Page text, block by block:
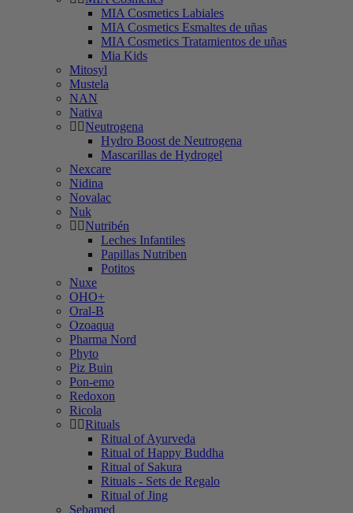
MIA Cosmetics Labiales
MIA Cosmetics Esmaltes de uñas
MIA Cosmetics Tratamientos de uñas
Mia Kids
Mitosyl
Mustela
NAN
Nativa
Neutrogena
Hydro Boost de Neutrogena
Mascarillas de Hydrogel
Nexcare
Nidina
Novalac
Nuk
Nutribén
Leches Infantiles
Papillas Nutriben
Potitos
Nuxe
OHO+
Oral-B
Ozoaqua
Pharma Nord
Phyto
Piz Buin
Pon-emo
Redoxon
Ricola
Rituals
Ritual of Ayurveda
Ritual of Happy Buddha
Ritual of Sakura
Rituals - Sets de Regalo
Ritual of Jing
Sebamed